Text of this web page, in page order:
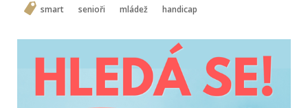
smart senioři mládež handicap